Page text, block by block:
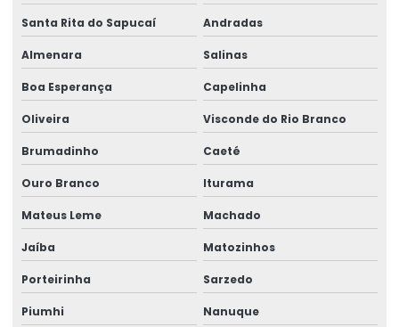
Ribbon 110x450 Para Impressoras Térmicas
Ribbon 110x74 Alta Resistência
Ribbon 110x74 Para Impressão
Ribbon Cera Para Etiquetas
Ribbon Com Alta Resistência E Durabilidade
Ribbon De Cera
Ribbon De Impressão
Santa Rita do Sapucaí Andradas
Almenara Salinas
Boa Esperança Capelinha
Oliveira Visconde do Rio Branco
Brumadinho Caeté
Ouro Branco Iturama
Mateus Leme Machado
Jaíba Matozinhos
Porteirinha Sarzedo
Piumhi Nanuque